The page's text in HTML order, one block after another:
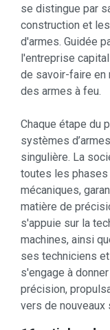
se distingue par
construction et
d'armes. Guidée
l'entreprise
de savoir-faire en
des armes à feu.
Chaque étape du
systèmes
singulière. La
toutes les
mécaniques,
matière de
s'appuie sur la
machines, ainsi
ses techniciens
s'engage à
précision,
vers de nouveaux